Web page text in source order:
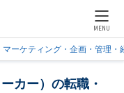
MENU
マーケティング・企画・管理・
カー）の転職・